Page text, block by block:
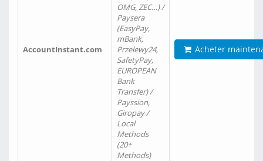
AccountInstant.com
OMG, ZEC…) /
Paysera
(EasyPay,
mBank,
Przelewy24,
SafetyPay,
EUROPEAN
Bank
Transfer) /
Payssion,
Giropay /
Local
Methods
(20+
Methods)
Acheter